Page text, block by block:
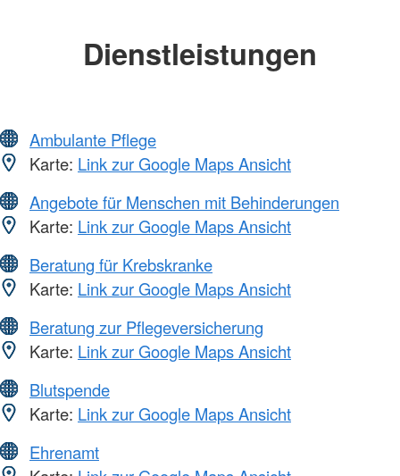
Dienstleistungen
Ambulante Pflege
Karte: Link zur Google Maps Ansicht
Angebote für Menschen mit Behinderungen
Karte: Link zur Google Maps Ansicht
Beratung für Krebskranke
Karte: Link zur Google Maps Ansicht
Beratung zur Pflegeversicherung
Karte: Link zur Google Maps Ansicht
Blutspende
Karte: Link zur Google Maps Ansicht
Ehrenamt